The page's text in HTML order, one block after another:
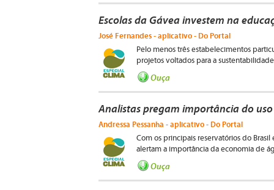
Escolas da Gávea investem na
José Fernandes - aplicativo - Do Portal
Pelo menos três estabelecimentos
projetos voltados para a
Ouça
Analistas pregam importância do
Andressa Pessanha - aplicativo - Do Portal
Com os principais reservatórios do
alertam a importância da economia de
Ouça